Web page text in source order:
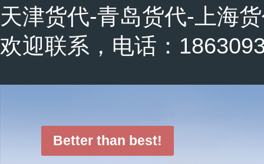
天津货代-青岛货代-上海
欢迎联系，电话：
Better than best!